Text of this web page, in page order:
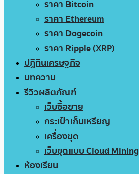
ราคา Bitcoin
ราคา Ethereum
ราคา Dogecoin
ราคา Ripple (XRP)
ปฏิทินเศรษฐกิจ
บทความ
รีวิวผลิตภัณฑ์
เว็บซื้อขาย
กระเป๋าเก็บเหรียญ
เครื่องขุด
เว็บขุดแบบ Cloud Mining
ห้องเรียน